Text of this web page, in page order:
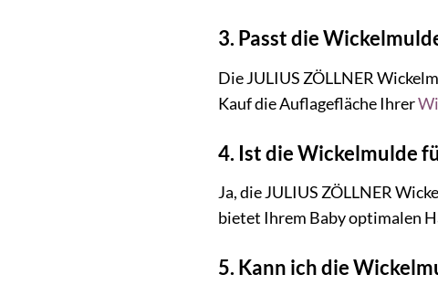
3. Passt die
Die JULIUS ZÖLLNER
Kauf die Auflagefläche Ihrer
4. Ist die Wickelmulde
Ja, die JULIUS ZÖLLNER
bietet Ihrem Baby optimalen
5. Kann ich die